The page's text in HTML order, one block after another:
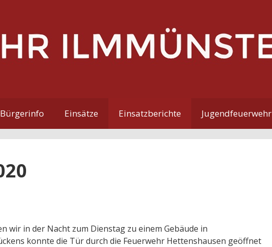
Bürgerinfo Einsätze Einsatzberichte Jugendfeuerwehr
wir in der Nacht zum Dienstag zu einem Gebäude in
konnte die Tür durch die Feuerwehr Hettenshausen geöffnet